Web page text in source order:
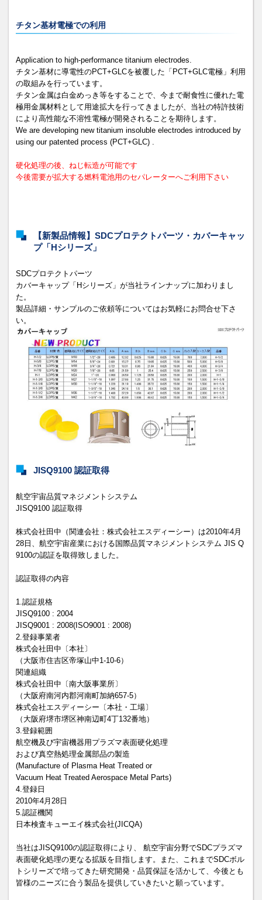
チタン基材電極での利用
Application to high-performance titanium electrodes.
チタン基材に導電性のPCT+GLCを被覆した「PCT+GLC電極」利用
の取組みを行っています。
チタン金属は白金めっき等をすることで、今まで耐食性に優れた電
極用金属材料として用途拡大を行ってきましたが、当社の特許技術
により高性能な不溶性電極が開発されることを期待します。
We are developing new titanium insoluble electrodes introduced by
using our patented process (PCT+GLC) .
硬化処理の後、ねじ転造が可能です
今後需要が拡大する燃料電池用のセパレーターへご利用下さい
【新製品情報】SDCプロテクトパーツ・カバーキャッ
プ「Hシリーズ」
SDCプロテクトパーツ
カバーキャップ「Hシリーズ」が当社ラインナップに加わりまし
た。
製品詳細・サンプルのご依頼等についてはお気軽にお問合せ下さ
い。
JISQ9100 認証取得
航空宇宙品質マネジメントシステム
JISQ9100 認証取得
株式会社田中（関連会社：株式会社エスディーシー）は2010年4月
28日、航空宇宙産業における国際品質マネジメントシステム JIS Q
9100の認証を取得致しました。
認証取得の内容
1.認証規格
JISQ9100 : 2004
JISQ9001 : 2008(ISO9001 : 2008)
2.登録事業者
株式会社田中〔本社〕
（大阪市住吉区帝塚山中1-10-6）
関連組織
株式会社田中〔南大阪事業所〕
（大阪府南河内郡河南町加納657-5）
株式会社エスディーシー〔本社・工場〕
（大阪府堺市堺区神南辺町4丁132番地）
3.登録範囲
航空機及び宇宙機器用プラズマ表面硬化処理
および真空熱処理金属部品の製造
(Manufacture of Plasma Heat Treated or
Vacuum Heat Treated Aerospace Metal Parts)
4.登録日
2010年4月28日
5.認証機関
日本検査キューエイ株式会社(JICQA)
当社はJISQ9100の認証取得により、 航空宇宙分野でSDCプラズマ
表面硬化処理の更なる拡販を目指します。また、これまでSDCボル
トシリーズで培ってきた研究開発・品質保証を活かして、今後とも
皆様のニーズに合う製品を提供していきたいと願っています。